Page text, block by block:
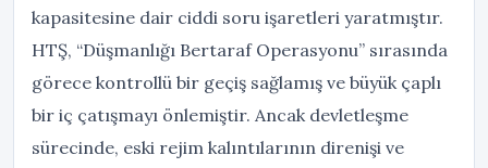
kapasitesine dair ciddi soru işaretleri yaratmıştır.
HTŞ, “Düşmanlığı Bertaraf Operasyonu” sırasında
görece kontrollü bir geçiş sağlamış ve büyük çaplı
bir iç çatışmayı önlemiştir. Ancak devletleşme
sürecinde, eski rejim kalıntılarının direnişi ve